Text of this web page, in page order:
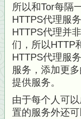
所以和Tor每隔
HTTPS代理服
HTTPS代理并
们，所以HTTP
HTTPS代理服
服务，添加更
提供服务。
由于每个人可
置的服务外还